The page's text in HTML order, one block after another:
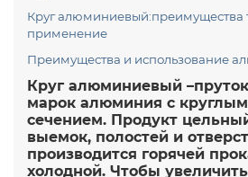
Круг алюминиевый:преимущества
применение
Преимущества и использование
Круг алюминиевый
марок алюминия с
сечением. Продукт
выемок, полостей и
производится горячей
холодной. Чтобы